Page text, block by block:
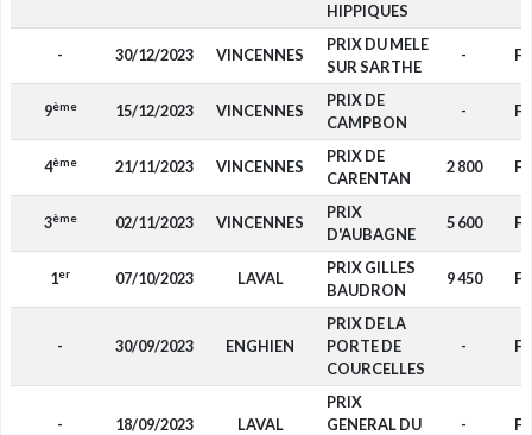
HIPPIQUES
- 30/12/2023 VINCENNES
PRIX DU MELE
SUR SARTHE
- F4
9ème 15/12/2023 VINCENNES
PRIX DE
CAMPBON
- F4
4ème 21/11/2023 VINCENNES
PRIX DE
CARENTAN
2 800 F4
3ème 02/11/2023 VINCENNES
PRIX
D'AUBAGNE
5 600 F4
1er 07/10/2023 LAVAL
PRIX GILLES
BAUDRON
9 450 F4
- 30/09/2023 ENGHIEN
PRIX DE LA
PORTE DE
COURCELLES
- F4
- 18/09/2023 LAVAL
PRIX
GENERAL DU
- F4